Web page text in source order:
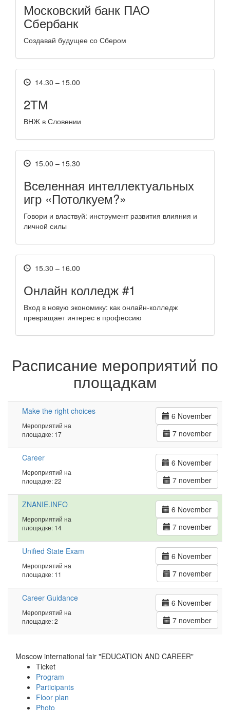
Московский банк ПАО
Сбербанк
Создавай будущее со Сбером
14.30 – 15.00
2ТМ
ВНЖ в Словении
15.00 – 15.30
Вселенная интеллектуальных
игр «Потолкуем?»
Говори и властвуй: инструмент развития влияния и
личной силы
15.30 – 16.00
Онлайн колледж #1
Вход в новую экономику: как онлайн-колледж
превращает интерес в профессию
Расписание мероприятий по
площадкам
Make the right choices
Мероприятий на
площадке: 17
6 November
7 november
Career
Мероприятий на
площадке: 22
6 November
7 november
ZNANIE.INFO
Мероприятий на
площадке: 14
6 November
7 november
Unified State Exam
Мероприятий на
площадке: 11
6 November
7 november
Career Guidance
Мероприятий на
площадке: 2
6 November
7 november
Moscow international fair "EDUCATION AND CAREER"
Ticket
Program
Participants
Floor plan
Photo